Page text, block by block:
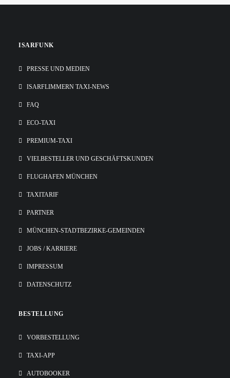
ISARFUNK
PRESSE UND MEDIEN
ISARFLIMMERN TAXI-NEWS
FAQ
ECO-TAXI
PREMIUM-TAXI
VIELBESTELLER UND GESCHÄFTSKUNDEN
FLUGHAFEN MÜNCHEN
TAXITARIF
PARTNER
MÜNCHEN-STADTBEZIRKE-GEMEINDEN
JOBS / KARRIERE
IMPRESSUM
DATENSCHUTZ
BESTELLUNG
VORBESTELLUNG
TAXI-APP
AUTOBOOKER